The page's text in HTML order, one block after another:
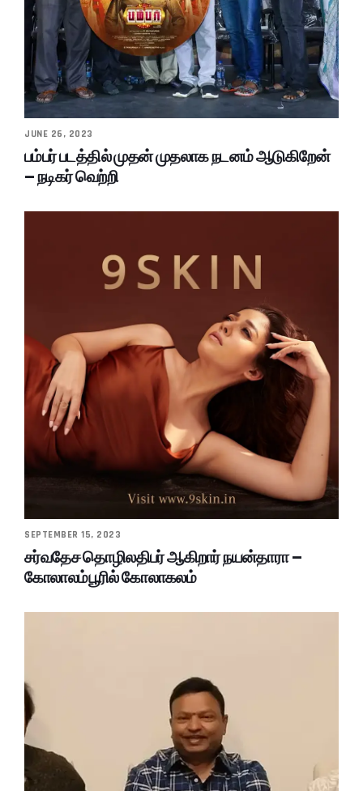
JUNE 26, 2023
பம்பர் படத்தில் முதன் முதலாக நடனம் ஆடுகிறேன்
– நடிகர் வெற்றி
SEPTEMBER 15, 2023
சர்வதேச தொழிலதிபர் ஆகிறார் நயன்தாரா –
கோலாலம்பூரில் கோலாகலம்